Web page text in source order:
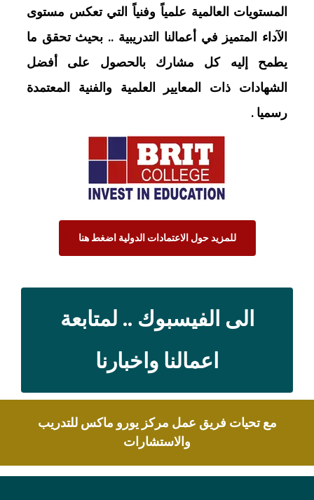
المستويات العالمية علمياً وفنياً التي تعكس مستوى
الآداء المتميز في أعمالنا التدريبية .. بحيث تحقق ما
يطمح إليه كل مشارك بالحصول على أفضل
الشهادات ذات المعايير العلمية والفنية المعتمدة
رسميا .
للمزيد حول الاعتمادات الدولية اضغط هنا
الى الفيسبوك .. لمتابعة
اعمالنا واخبارنا
مع تحيات فريق عمل مركز يورو ماكس للتدريب
والاستشارات